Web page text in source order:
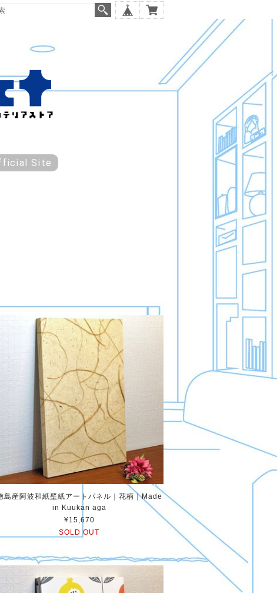
Site
島産阿波和紙壁紙アートパネル｜花柄｜Made
in Kuukan aga
¥15,670
SOLD OUT